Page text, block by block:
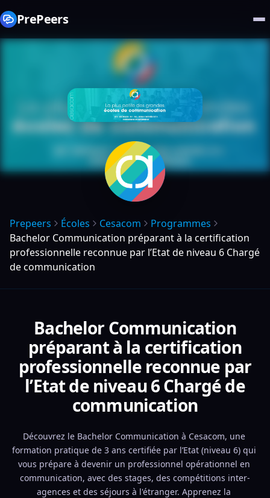
PrePeers
Prepeers Écoles Cesacom
Programmes
Bachelor Communication préparant à la certification
professionnelle reconnue par l’Etat de niveau 6 Chargé
de communication
Bachelor Communication
préparant à la certification
professionnelle reconnue par
l’Etat de niveau 6 Chargé de
communication
Découvrez le Bachelor Communication à Cesacom, une
formation pratique de 3 ans certifiée par l’Etat (niveau 6) qui
vous prépare à devenir un professionnel opérationnel en
communication, avec des stages, des compétitions inter-
agences et des séjours à l'étranger. Apprenez la